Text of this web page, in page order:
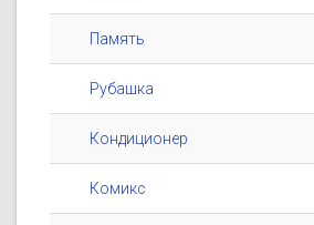
Память
Рубашка
Кондиционер
Комикс